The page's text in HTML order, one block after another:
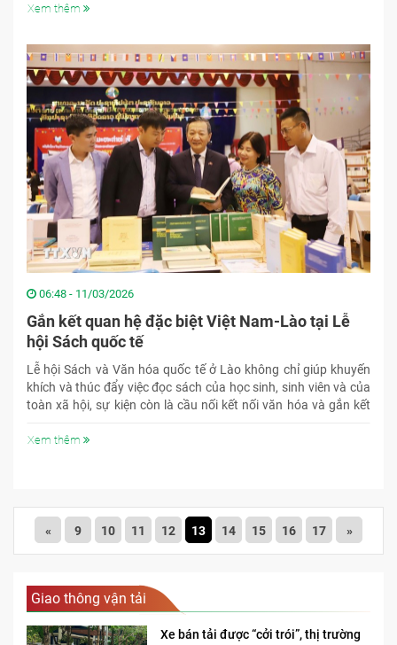
Xem thêm
06:48 - 11/03/2026
Gắn kết quan hệ đặc biệt Việt Nam-Lào tại Lễ
hội Sách quốc tế
Lễ hội Sách và Văn hóa quốc tế ở Lào không chỉ giúp khuyến
khích và thúc đẩy việc đọc sách của học sinh, sinh viên và của
toàn xã hội, sự kiện còn là cầu nối kết nối văn hóa và gắn kết
Xem thêm
« 9 10 11 12 13 14 15 16 17 »
Giao thông vận tải
Xe bán tải được “cởi trói”, thị trường